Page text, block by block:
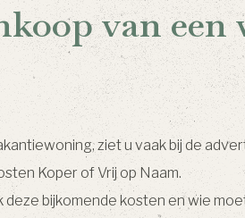
van
ziet u vaak bij de
Koper of Vrij op Naam.
deze bijkomende kosten en wie